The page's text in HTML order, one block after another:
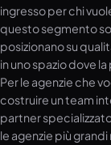
ingresso per chi
questo segmento
posizionano su
in uno spazio dove
Per le agenzie che
costruire un team
partner
le agenzie più